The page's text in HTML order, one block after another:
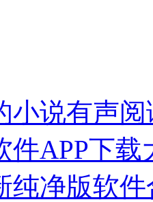
小说有声
件APP下载
纯净版软件